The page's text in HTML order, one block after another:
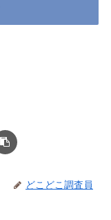
どこどこ調査員